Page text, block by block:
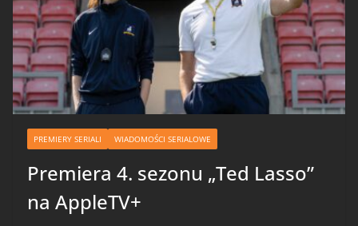
PREMIERY SERIALI WIADOMOŚCI SERIALOWE
Premiera 4. sezonu „Ted Lasso”
na AppleTV+